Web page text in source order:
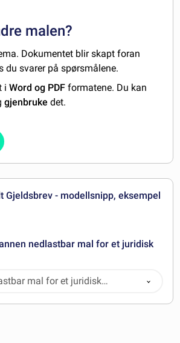
malen?
Dokumentet blir skapt foran
du svarer på spørsmålene.
iWord og PDF formatene. Du kan
gjenbruke det.
Gjeldsbrev - modellsnipp, eksempel
nedlastbar mal for et juridisk
mal for et juridisk